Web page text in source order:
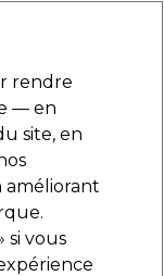
et Matériel
rendre
— en
site, en
améliorant
si vous